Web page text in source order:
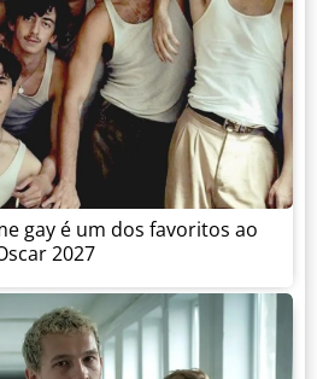
gay é um dos favoritos ao
2027